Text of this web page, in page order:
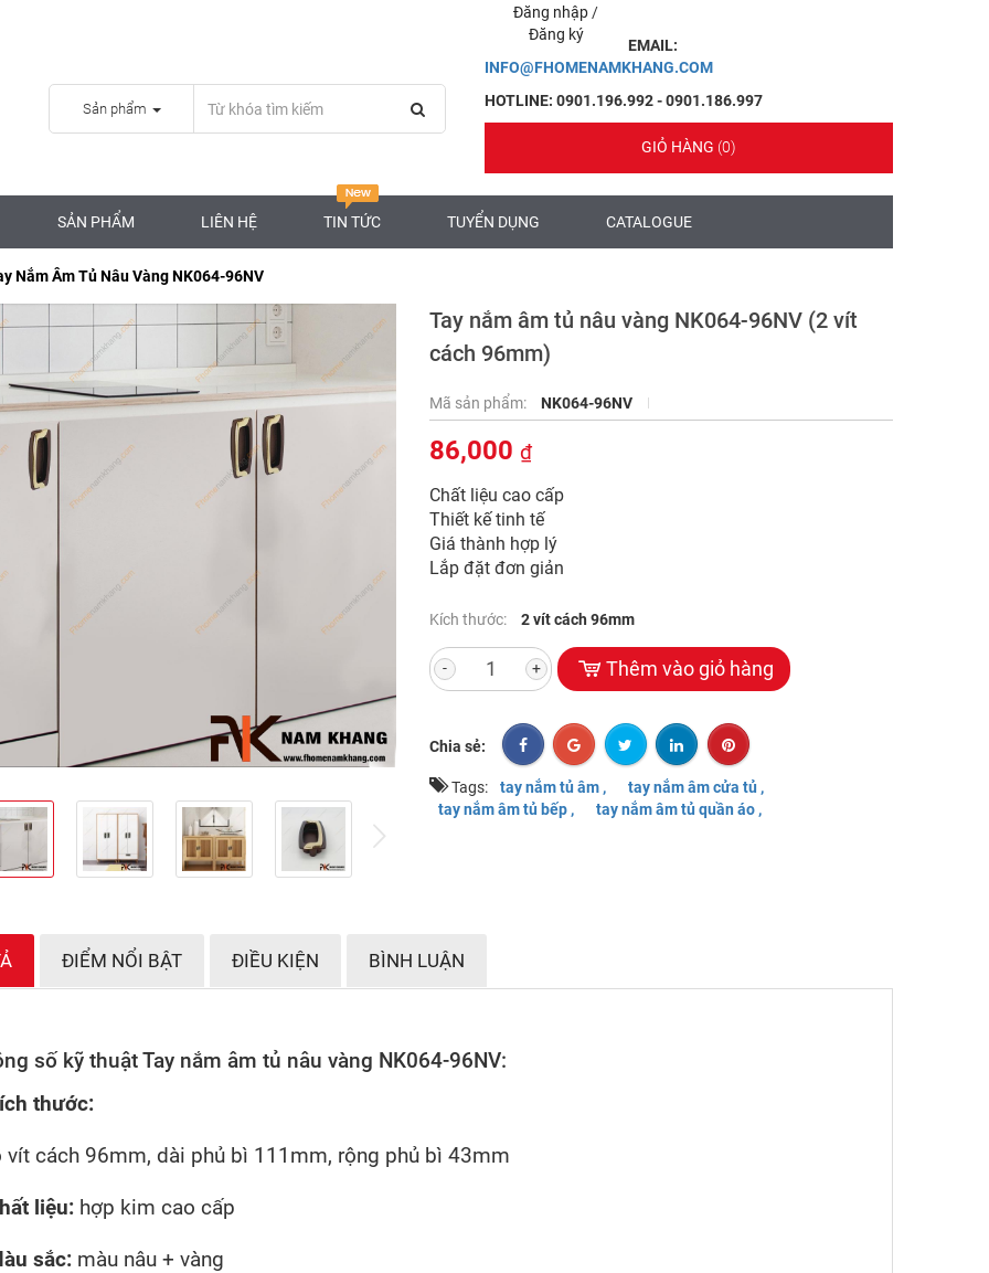
Sản phẩm
Đăng nhập /
Đăng ký
EMAIL:
INFO@FHOMENAMKHANG.COM
HOTLINE: 0901.196.992 - 0901.186.997
GIỎ HÀNG (0)
SẢN PHẨM LIÊN HỆ TIN TỨC TUYỂN DỤNG CATALOGUE
Nắm Âm Tủ Nâu Vàng NK064-96NV
Tay nắm âm tủ nâu vàng NK064-96NV (2 vít
cách 96mm)
Mã sản phẩm: NK064-96NV
86,000 ₫
Chất liệu cao cấp
Thiết kế tinh tế
Giá thành hợp lý
Lắp đặt đơn giản
Kích thước: 2 vít cách 96mm
- + Thêm vào giỏ hàng
Chia sẻ:
Tags: tay nắm tủ âm ,
tay nắm âm cửa tủ ,
tay nắm âm tủ bếp ,
tay nắm âm tủ quần áo ,
ĐIỂM NỔI BẬT ĐIỀU KIỆN BÌNH LUẬN
số kỹ thuật Tay nắm âm tủ nâu vàng NK064-96NV:
thước:
vít cách 96mm, dài phủ bì 111mm, rộng phủ bì 43mm
liệu: hợp kim cao cấp
sắc: màu nâu + vàng